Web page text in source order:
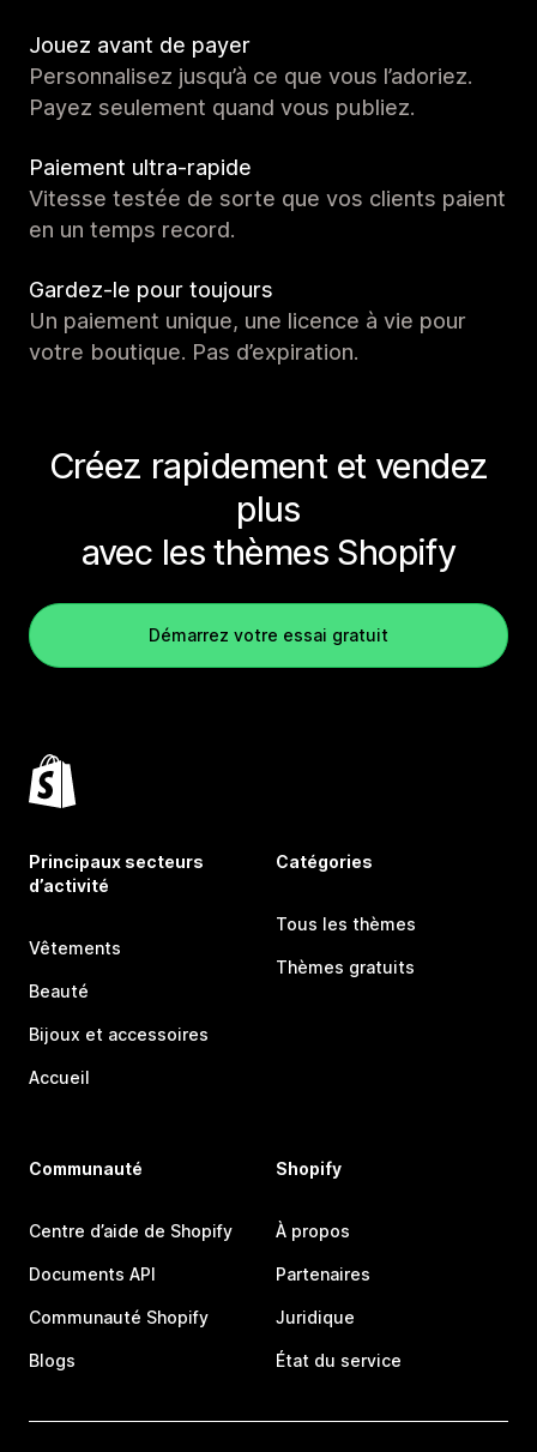
Jouez avant de payer
Personnalisez jusqu’à ce que vous l’adoriez.
Payez seulement quand vous publiez.
Paiement ultra-rapide
Vitesse testée de sorte que vos clients paient
en un temps record.
Gardez-le pour toujours
Un paiement unique, une licence à vie pour
votre boutique. Pas d’expiration.
Créez rapidement et vendez
plus
avec les thèmes Shopify
Démarrez votre essai gratuit
Principaux secteurs
d’activité
Vêtements
Beauté
Bijoux et accessoires
Accueil
Catégories
Tous les thèmes
Thèmes gratuits
Communauté
Centre d’aide de Shopify
Documents API
Communauté Shopify
Blogs
Shopify
À propos
Partenaires
Juridique
État du service